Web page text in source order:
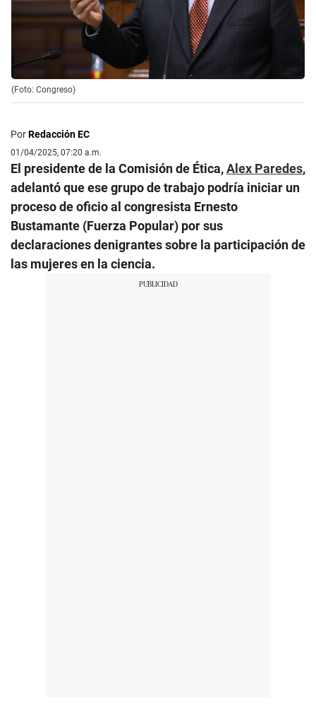
(Foto: Congreso)
PorRedacción EC
01/04/2025, 07:20 a.m.
El presidente de la Comisión de Ética,Alex Paredes,
adelantó que ese grupo de trabajo podría iniciar un
proceso de oficio al congresista Ernesto
Bustamante (Fuerza Popular) por sus
declaraciones denigrantes sobre la participación de
las mujeres en la ciencia.